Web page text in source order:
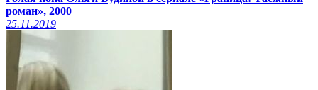
роман», 2000
25.11.2019